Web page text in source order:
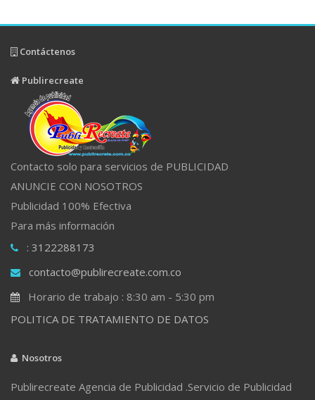
Contáctenos
Publirecreate
Contacto solo para servicios de PUBLICIDAD
ANUNCIE CON NOSOTROS
Publicidad 100% Efectiva
Para más información
: 3122288173
contacto@publirecreate.com.co
Horario de trabajo : 8:30 am - 5:30 pm
POLITICA DE TRATAMIENTO DE DATOS
Nosotros
Publirecreate Agencia de Publicidad .Servicio de Publicidad